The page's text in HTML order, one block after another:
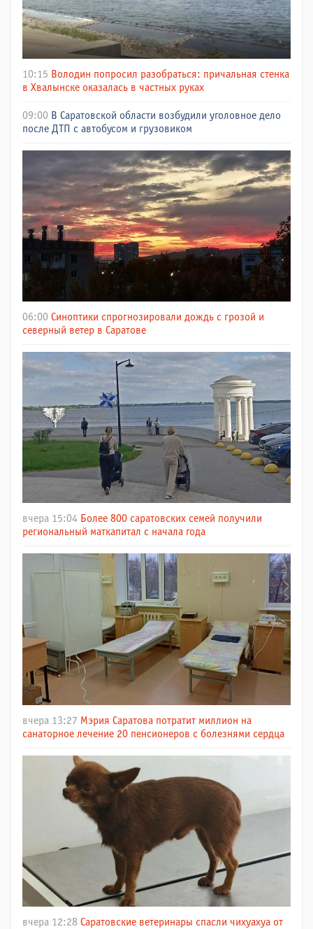
10:15 Володин попросил разобраться: причальная стенка
в Хвалынске оказалась в частных руках
09:00 В Саратовской области возбудили уголовное дело
после ДТП с автобусом и грузовиком
06:00 Синоптики спрогнозировали дождь с грозой и
северный ветер в Саратове
вчера 15:04 Более 800 саратовских семей получили
региональный маткапитал с начала года
вчера 13:27 Мэрия Саратова потратит миллион на
санаторное лечение 20 пенсионеров с болезнями сердца
вчера 12:28 Саратовские ветеринары спасли чихуахуа от